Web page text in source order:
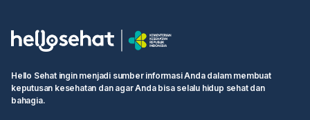
Hello Sehat ingin menjadi sumber informasi Anda dalam membuat
keputusan kesehatan dan agar Anda bisa selalu hidup sehat dan
bahagia.